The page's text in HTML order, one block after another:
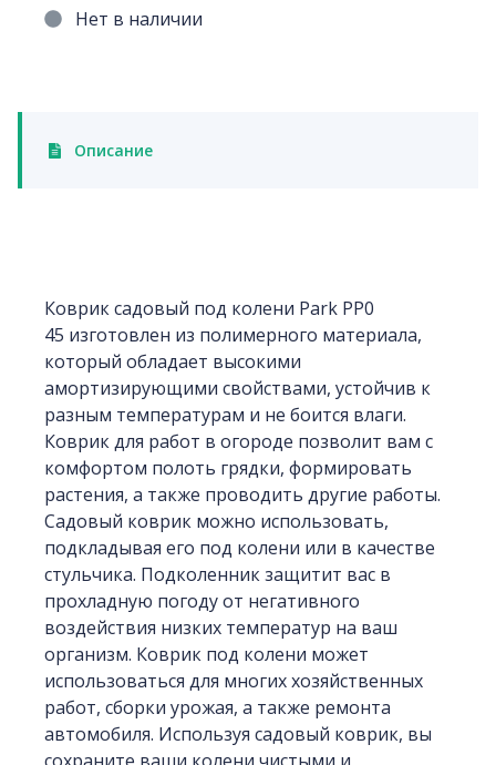
Нет в наличии
Описание
Коврик садовый под колени Park PP0
45 изготовлен из полимерного материала,
который обладает высокими
амортизирующими свойствами, устойчив к
разным температурам и не боится влаги.
Коврик для работ в огороде позволит вам с
комфортом полоть грядки, формировать
растения, а также проводить другие работы.
Садовый коврик можно использовать,
подкладывая его под колени или в качестве
стульчика. Подколенник защитит вас в
прохладную погоду от негативного
воздействия низких температур на ваш
организм. Коврик под колени может
использоваться для многих хозяйственных
работ, сборки урожая, а также ремонта
автомобиля. Используя садовый коврик, вы